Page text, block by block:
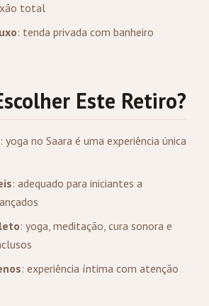
total
: tenda privada com banheiro
Este Retiro?
: yoga no Saara é uma experiência única
: adequado para iniciantes a
: yoga, meditação, cura sonora e
: experiência íntima com atenção